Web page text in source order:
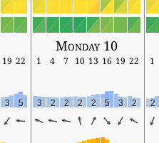
Monday 10
19 22 1 4 7 10 13 16 19 22 1
3 5 3 2 2 2 2 5 3 2 2